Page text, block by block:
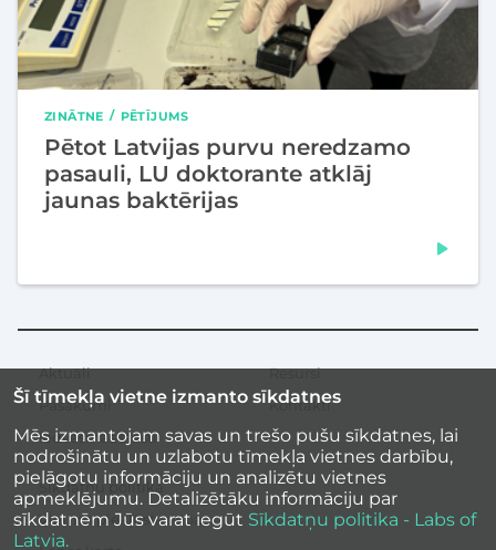
ZINĀTNE PĒTĪJUMS
Pētot Latvijas purvu neredzamo
pasauli, LU doktorante atklāj
jaunas baktērijas
Šī tīmekļa vietne izmanto sīkdatnes
Mēs izmantojam savas un trešo pušu sīkdatnes, lai
nodrošinātu un uzlabotu tīmekļa vietnes darbību,
pielāgotu informāciju un analizētu vietnes
apmeklējumu. Detalizētāku informāciju par
sīkdatnēm Jūs varat iegūt Sīkdatņu politika - Labs of
Latvia.
Sekundārā
izvēlne
Aktuāli
Pasākumi
Iedvesmas stāsti
Resursi
Kontakti
Sīkdatņu politika
Vietnes piekļūstamība